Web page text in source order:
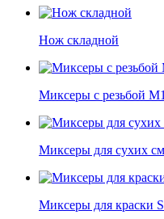
Нож складной
Миксеры с резьбой
Миксеры для сухих
Миксеры для краски